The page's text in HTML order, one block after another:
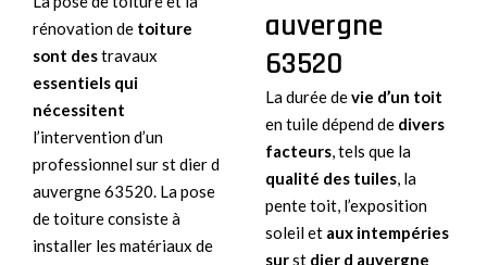
rénovation de toiture
sont destravaux
essentiels qui
nécessitent
l’intervention d’un
professionnel sur st dier d
auvergne 63520. La pose
de toiture consiste à
installer les matériaux de
auvergne
63520
La durée devie d’un toit
en tuile dépend de divers
facteurs, tels que la
qualité des tuiles, la
pente toit, l’exposition
soleil et aux intempéries
surst dier d auvergne